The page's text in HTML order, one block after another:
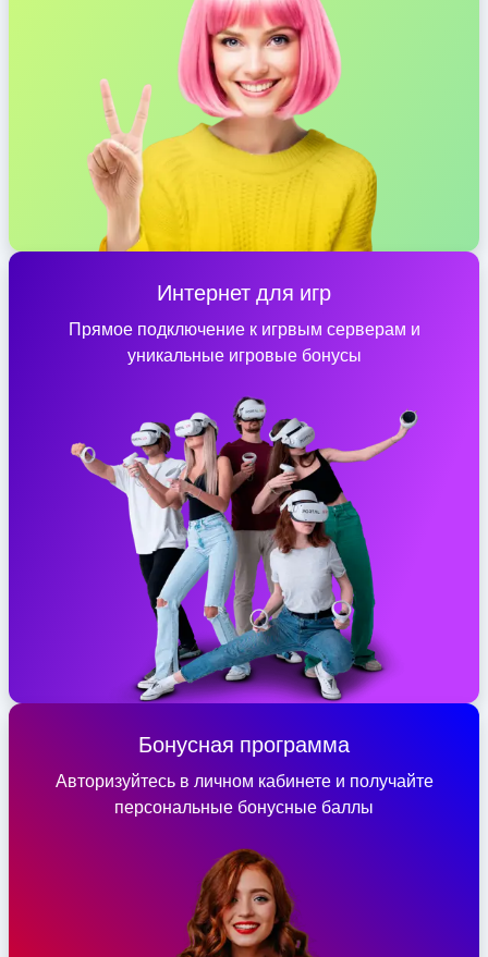
Интернет для игр
Прямое подключение к игрвым серверам и
уникальные игровые бонусы
Бонусная программа
Авторизуйтесь в личном кабинете и получайте
персональные бонусные баллы